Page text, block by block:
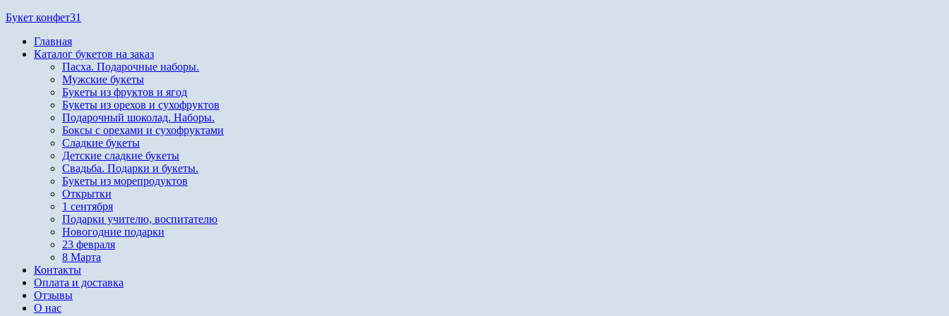
Перейти
содержимому
Букет конфет31
Главная
Каталог букетов на заказ
Пасха. Подарочные наборы.
Мужские букеты
Букеты из фруктов и ягод
Букеты из орехов и сухофруктов
Подарочный шоколад. Наборы.
Боксы с орехами и сухофруктами
Сладкие букеты
Детские сладкие букеты
Свадьба. Подарки и букеты.
Букеты из морепродуктов
Открытки
1 сентября
Подарки учителю, воспитателю
Новогодние подарки
23 февраля
8 Марта
Контакты
Оплата и доставка
Отзывы
О нас